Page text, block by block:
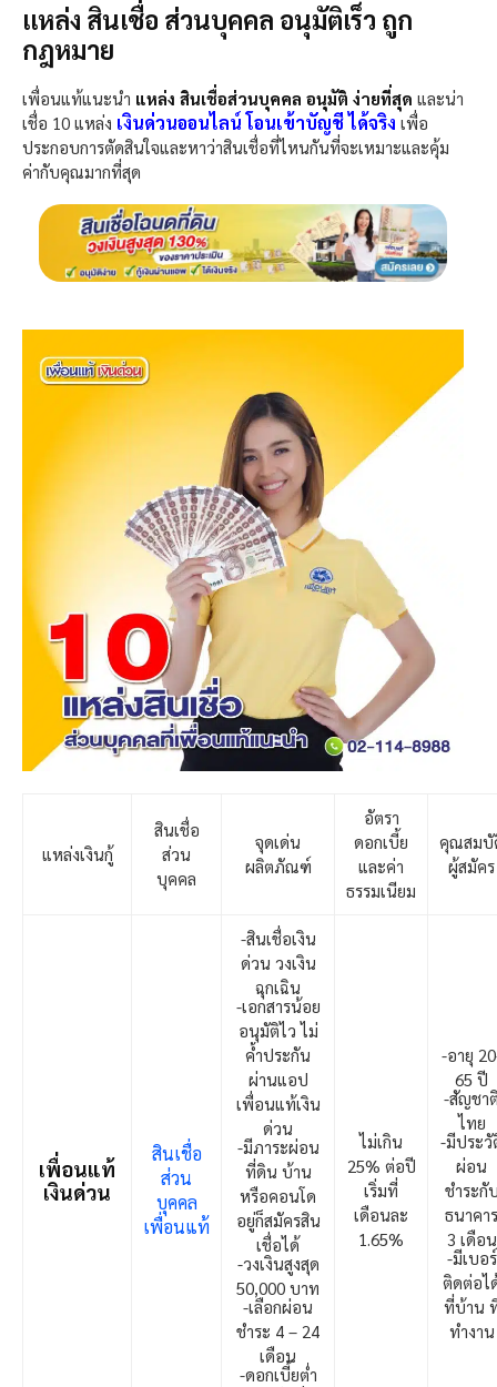
แหล่ง สินเชื่อ ส่วนบุคคล อนุมัติเร็ว ถูก
กฎหมาย
เพื่อนแท้แนะนำ แหล่ง สินเชื่อส่วนบุคคล อนุมัติ ง่ายที่สุด และน่า
เชื่อ 10 แหล่ง เงินด่วนออนไลน์ โอนเข้าบัญชี ได้จริง เพื่อ
ประกอบการตัดสินใจและหาว่าสินเชื่อที่ไหนกันที่จะเหมาะและคุ้ม
ค่ากับคุณมากที่สุด
แหล่งเงินกู้
สินเชื่อ
ส่วน
บุคคล
จุดเด่น
ผลิตภัณฑ์
อัตรา
ดอกเบี้ย
และค่า
ธรรมเนียม
คุณสมบั
ผู้สมัคร
เพื่อนแท้
เงินด่วน
สินเชื่อ
ส่วน
บุคคล
เพื่อนแท้
-สินเชื่อเงิน
ด่วน วงเงิน
ฉุกเฉิน
-เอกสารน้อย
อนุมัติไว ไม่
ค้ำประกัน
ผ่านแอป
เพื่อนแท้เงิน
ด่วน
-มีภาระผ่อน
ที่ดิน บ้าน
หรือคอนโด
อยู่ก็สมัครสิน
เชื่อได้
-วงเงินสูงสุด
50,000 บาท
-เลือกผ่อน
ชำระ 4 – 24
เดือน
-ดอกเบี้ยต่ำ
ไม่เกิน
25% ต่อปี
เริ่มที่
เดือนละ
1.65%
-อายุ
65 ปี
-สัญชา
ไทย
-มีประวั
ผ่อน
ชำระกั
ธนาคาร
3 เดือน
-มีเบอร์
ติดต่อไ
ที่บ้าน
ทำงาน